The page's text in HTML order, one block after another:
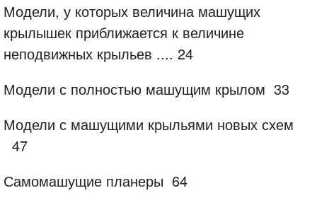
Модели, у которых величина машущих
крылышек приближается к величине
неподвижных крыльев .... 24
Модели с полностью машущим крылом 33
Модели с машущими крыльями новых схем
47
Самомашущие планеры 64